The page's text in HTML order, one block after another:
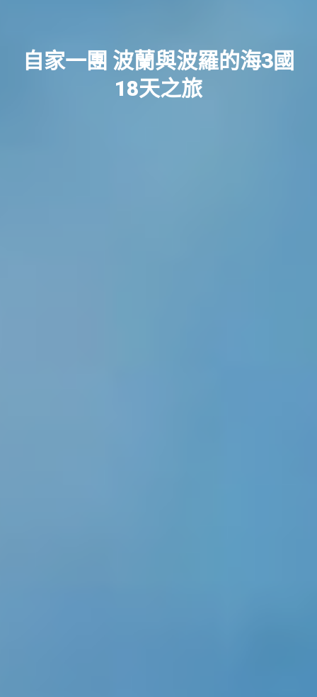
自家一團 波蘭與波羅的海3國
18天之旅